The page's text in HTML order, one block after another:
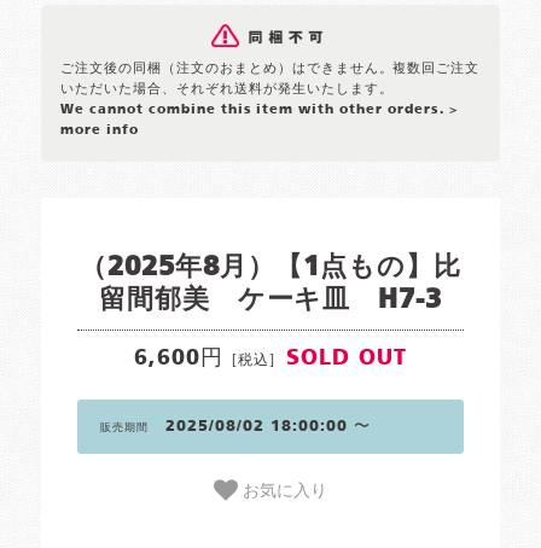
ご注文後の同梱（注文のおまとめ）はできません。複数回ご注文
いただいた場合、それぞれ送料が発生いたします。
We cannot combine this item with other orders. >
more info
（2025年8月）【1点もの】比
留間郁美 ケーキ皿 H7-3
6,600円 [税込] SOLD OUT
販売期間 2025/08/02 18:00:00 〜
お気に入り